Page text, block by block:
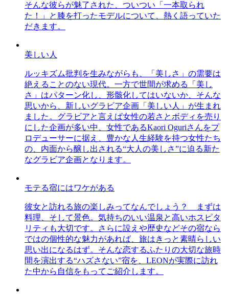
そんな彼らが魅了された、ついつい「一本取られ
た！」と膝を打ったモデルについて、熱く語っていた
だきます。
美しい人
ルッキズム批判を生みながらも、「美しさ」の需要は
絶えることのない現代。一方で世間が求める「美し
さ」はパターン化し、形骸化してはいないか、そんな
思いから、新しいグラビア企画「美しい人」が生まれ
ました。グラビアと言えば女性の若さとボディを売り
にした企画が多い中、女性であるKaori Oguriさんをプ
ロデューサーに据え、豊かな人生経験を持つ女性たち
の、内面から醸し出される“大人の美しさ”に迫る新た
なグラビア企画となります。
モテる宿にはワケがある
彼女と訪れる旅の楽しみってなんでしょう？ まずは
料理、そして景色。気持ちのいい温泉と高いホスピタ
リティも大切です。さらに設えや歴史などその宿なら
ではの個性的な魅力があれば、旅はきっと素晴らしい
思い出になるはず。そんな恋するふたりの大切な旅時
間を演出する“ハズさない”宿を、LEONが実際に訪れ
た中から自信をもってご紹介します。